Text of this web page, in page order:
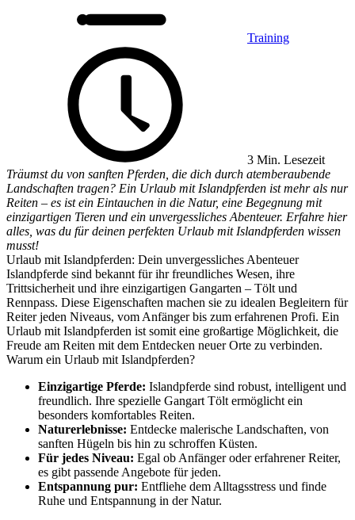
Training
3 Min. Lesezeit
Träumst du von sanften Pferden, die dich durch atemberaubende
Landschaften tragen? Ein Urlaub mit Islandpferden ist mehr als nur
Reiten – es ist ein Eintauchen in die Natur, eine Begegnung mit
einzigartigen Tieren und ein unvergessliches Abenteuer. Erfahre hier
alles, was du für deinen perfekten Urlaub mit Islandpferden wissen
musst!
Urlaub mit Islandpferden: Dein unvergessliches Abenteuer
Islandpferde sind bekannt für ihr freundliches Wesen, ihre
Trittsicherheit und ihre einzigartigen Gangarten – Tölt und
Rennpass. Diese Eigenschaften machen sie zu idealen Begleitern für
Reiter jeden Niveaus, vom Anfänger bis zum erfahrenen Profi. Ein
Urlaub mit Islandpferden ist somit eine großartige Möglichkeit, die
Freude am Reiten mit dem Entdecken neuer Orte zu verbinden.
Warum ein Urlaub mit Islandpferden?
Einzigartige Pferde: Islandpferde sind robust, intelligent und
freundlich. Ihre spezielle Gangart Tölt ermöglicht ein
besonders komfortables Reiten.
Naturerlebnisse: Entdecke malerische Landschaften, von
sanften Hügeln bis hin zu schroffen Küsten.
Für jedes Niveau: Egal ob Anfänger oder erfahrener Reiter,
es gibt passende Angebote für jeden.
Entspannung pur: Entfliehe dem Alltagsstress und finde
Ruhe und Entspannung in der Natur.